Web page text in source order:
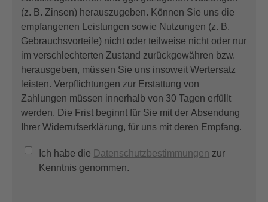
(z. B. Zinsen) herauszugeben. Können Sie uns die
empfangenen Leistungen sowie Nutzungen (z. B.
Gebrauchsvorteile) nicht oder teilweise nicht oder nur
im verschlechterten Zustand zurückgewähren bzw.
herausgeben, müssen Sie uns insoweit Wertersatz
leisten. Verpflichtungen zur Erstattung von
Zahlungen müssen innerhalb von 30 Tagen erfüllt
werden. Die Frist beginnt für Sie mit der Absendung
Ihrer Widerrufserklärung, für uns mit deren Empfang.
Ich habe die Datenschutzbestimmungen zur
Kenntnis genommen.